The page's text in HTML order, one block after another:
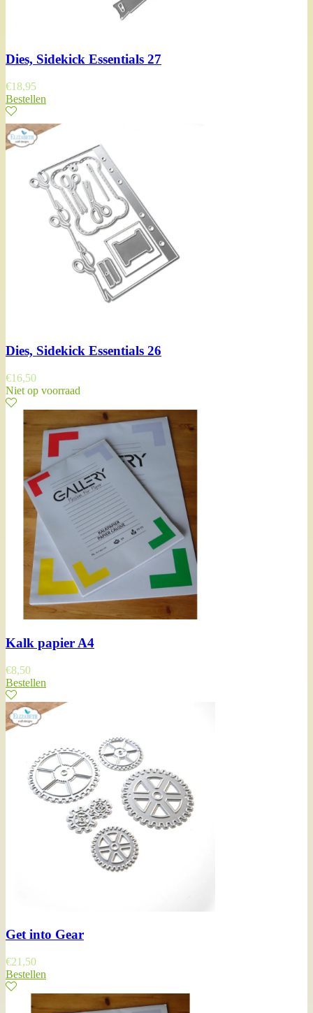
Dies, Sidekick Essentials 27
€18,95
Bestellen
Dies, Sidekick Essentials 26
€16,50
Niet op voorraad
Kalk papier A4
€8,50
Bestellen
Get into Gear
€21,50
Bestellen